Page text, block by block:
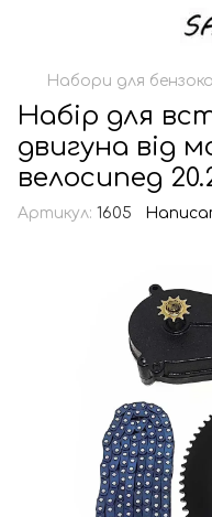
Набори для
Набір для
двигуна від
велосипед
Артикул: 1605